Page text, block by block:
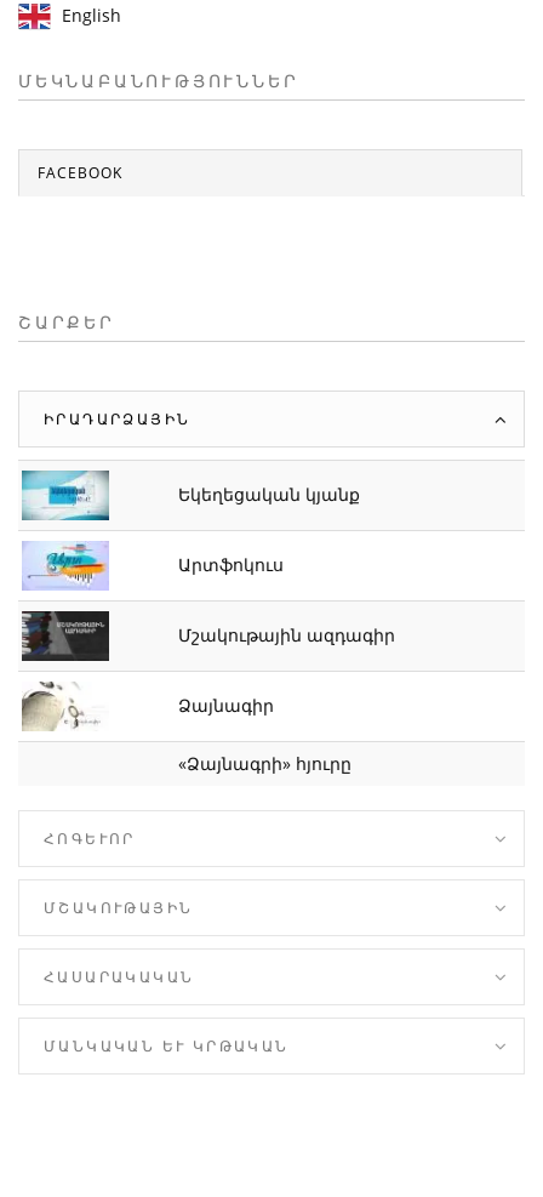
English
ՄԵԿՆԱԲԱՆՈՒԹՅՈՒՆՆԵՐ
FACEBOOK
ՇԱՐՔԵՐ
ԻՐԱԴԱՐՁԱՅԻՆ
Եկեղեցական կյանք
Արտֆոկուս
Մշակութային ազդագիր
Ձայնագիր
«Ձայնագրի» հյուրը
ՀՈԳԵՒՈՐ
ՄՇԱԿՈՒԹԱՅԻՆ
ՀԱՍԱՐԱԿԱԿԱՆ
ՄԱՆԿԱԿԱՆ ԵՒ ԿՐԹԱԿԱՆ